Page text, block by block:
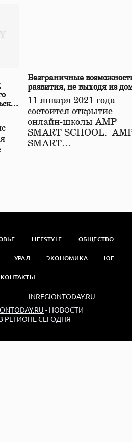
Безграничные
развития, не выходя из
11 января 2021 года
состоится открытие
онлайн-школы АМР
SMART SCHOOL.
SMART…
LIFESTYLE ОБЩЕСТВО
УРАЛ ЭКОНОМИКА ЮГ
КОНТАКТЫ
- НОВОСТИ
РЕГИОНЕ СЕГОДНЯ